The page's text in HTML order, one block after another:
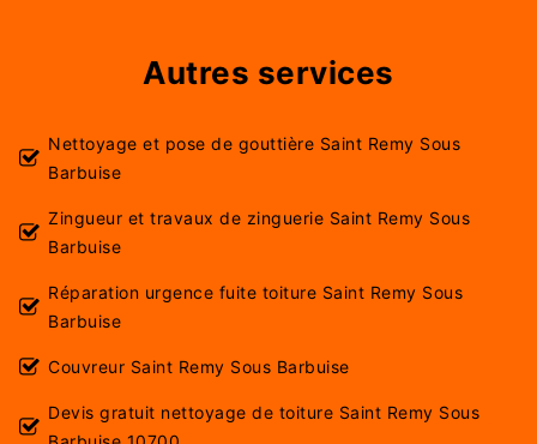
Autres services
Nettoyage et pose de gouttière Saint Remy Sous
Barbuise
Zingueur et travaux de zinguerie Saint Remy Sous
Barbuise
Réparation urgence fuite toiture Saint Remy Sous
Barbuise
Couvreur Saint Remy Sous Barbuise
Devis gratuit nettoyage de toiture Saint Remy Sous